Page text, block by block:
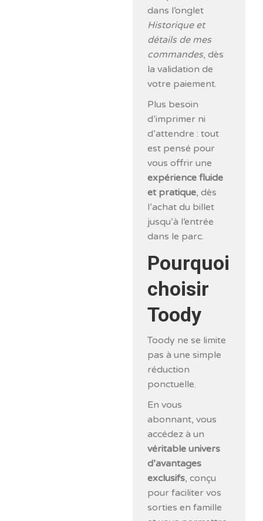
dans l’onglet
Historique et
détails de mes
commandes, dès
la validation de
votre paiement.
Plus besoin
d’imprimer ni
d’attendre : tout
est pensé pour
vous offrir une
expérience fluide
et pratique, dès
l’achat du billet
jusqu’à l’entrée
dans le parc.
Pourquoi
choisir
Toody
Toody ne se limite
pas à une simple
réduction
ponctuelle.
En vous
abonnant, vous
accédez à un
véritable univers
d’avantages
exclusifs, conçu
pour faciliter vos
sorties en famille